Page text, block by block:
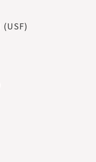
(USF)